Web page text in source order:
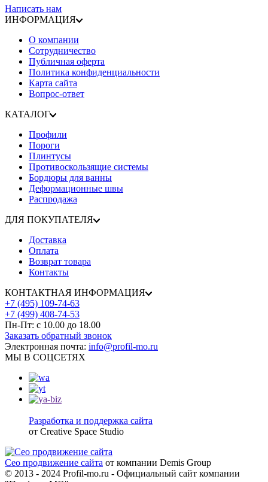
Написать нам
ИНФОРМАЦИЯ
О компании
Сотрудничество
Публичная оферта
Политика конфиденциальности
Карта сайта
Вопрос-ответ
КАТАЛОГ
Профили
Пороги
Плинтусы
Противоскользящие системы
Бордюры для ванны
Деформационные швы
Распродажа
ДЛЯ ПОКУПАТЕЛЯ
Доставка
Оплата
Возврат товара
Контакты
КОНТАКТНАЯ ИНФОРМАЦИЯ
+7 (495) 109-74-63
+7 (499) 408-74-53
Пн-Пт: с 10.00 до 18.00
Заказать обратный звонок
Электронная почта: info@profil-mo.ru
МЫ В СОЦСЕТЯХ
Разработка и поддержка сайта
от Creative Space Studio
Сео продвижение сайта от компании Demis Group
© 2013 - 2024 Profil-mo.ru - Официальный сайт компании